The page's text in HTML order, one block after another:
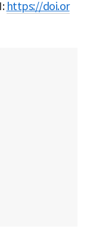
https://doi.or